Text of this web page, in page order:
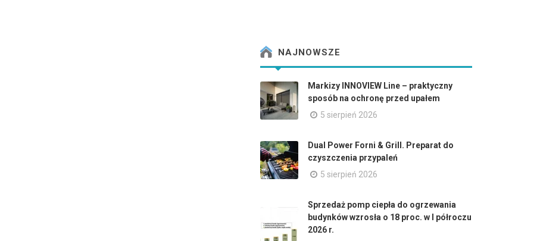
NAJNOWSZE
Markizy INNOVIEW Line – praktyczny
sposób na ochronę przed upałem
5 sierpień 2026
Dual Power Forni & Grill. Preparat do
czyszczenia przypaleń
5 sierpień 2026
Sprzedaż pomp ciepła do ogrzewania
budynków wzrosła o 18 proc. w I półroczu
2026 r.